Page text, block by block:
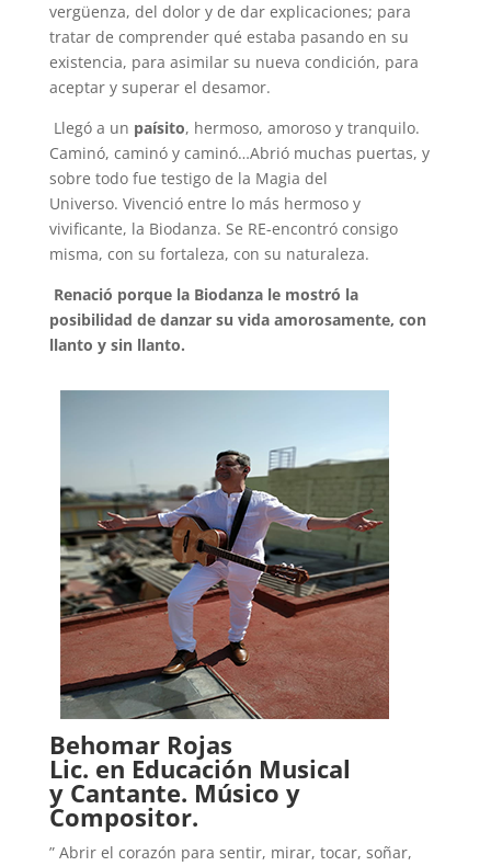
vergüenza, del dolor y de dar explicaciones; para
tratar de comprender qué estaba pasando en su
existencia, para asimilar su nueva condición, para
aceptar y superar el desamor.
Llegó a un paísito, hermoso, amoroso y tranquilo.
Caminó, caminó y caminó…Abrió muchas puertas, y
sobre todo fue testigo de la Magia del
Universo. Vivenció entre lo más hermoso y
vivificante, la Biodanza. Se RE-encontró consigo
misma, con su fortaleza, con su naturaleza.
Renació porque la Biodanza le mostró la
posibilidad de danzar su vida amorosamente, con
llanto y sin llanto.
Behomar Rojas
Lic. en Educación Musical
y Cantante. Músico y
Compositor.
” Abrir el corazón para sentir, mirar, tocar, soñar,